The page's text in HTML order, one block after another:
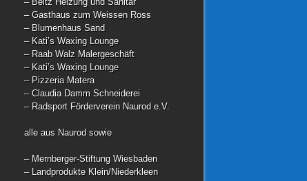
– Gasthaus zum Weissen Ross
– Blumenhaus Sand
– Kati’s Waxing Lounge
– Raab Walz Malergeschäft
– Kati’s Waxing Lounge
– Pizzeria Matera
– Claudia Damm Schneiderei
– Radsport Förderverein Naurod e.V.
alle aus Naurod sowie
– Mernberger-Stiftung Wiesbaden
– Landprodukte Klein/Niederkleen